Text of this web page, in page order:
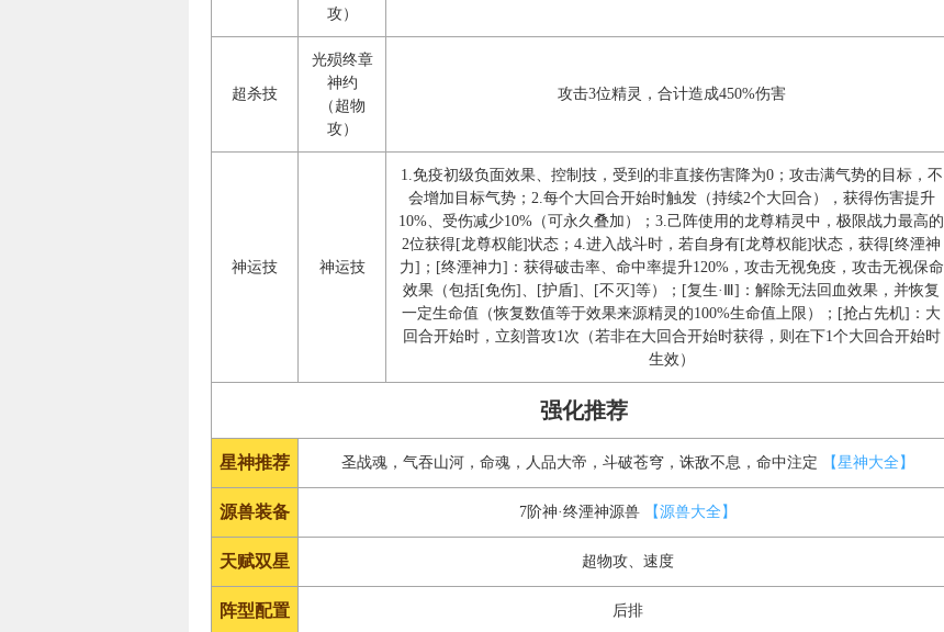
攻）
超杀技
光殒终章
神约
（超物
攻）
攻击3位精灵，合计造成450%伤害
神运技 神运技
1.免疫初级负面效果、控制技，受到的非直接伤害降为0；攻击满气势的目标，不
会增加目标气势；2.每个大回合开始时触发（持续2个大回合），获得伤害提升
10%、受伤减少10%（可永久叠加）；3.己阵使用的龙尊精灵中，极限战力最高的
2位获得[龙尊权能]状态；4.进入战斗时，若自身有[龙尊权能]状态，获得[终湮神
力]；[终湮神力]：获得破击率、命中率提升120%，攻击无视免疫，攻击无视保命
效果（包括[免伤]、[护盾]、[不灭]等）；[复生·Ⅲ]：解除无法回血效果，并恢复
一定生命值（恢复数值等于效果来源精灵的100%生命值上限）；[抢占先机]：大
回合开始时，立刻普攻1次（若非在大回合开始时获得，则在下1个大回合开始时
生效）
强化推荐
星神推荐 圣战魂，气吞山河，命魂，人品大帝，斗破苍穹，诛敌不息，命中注定 【星神大全】
源兽装备 7阶神·终湮神源兽 【源兽大全】
天赋双星 超物攻、速度
阵型配置 后排